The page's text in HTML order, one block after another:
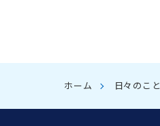
ホーム 日々のこと